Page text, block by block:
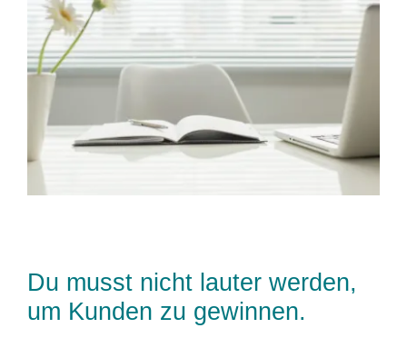
Inhalt
springen
Du musst nicht lauter werden,
um Kunden zu gewinnen.